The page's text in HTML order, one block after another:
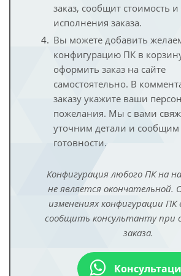
заказ, сообщит стоимость и
исполнения заказа.
Вы можете добавить
конфигурацию ПК в
оформить заказ на сайте
самостоятельно. В
заказу укажите ваши
пожелания. Мы с вами
уточним детали и сообщим
готовности.
Конфигурация любого ПК на
не является окончательной.
изменениях конфигурации
сообщить консультанту при
заказа.